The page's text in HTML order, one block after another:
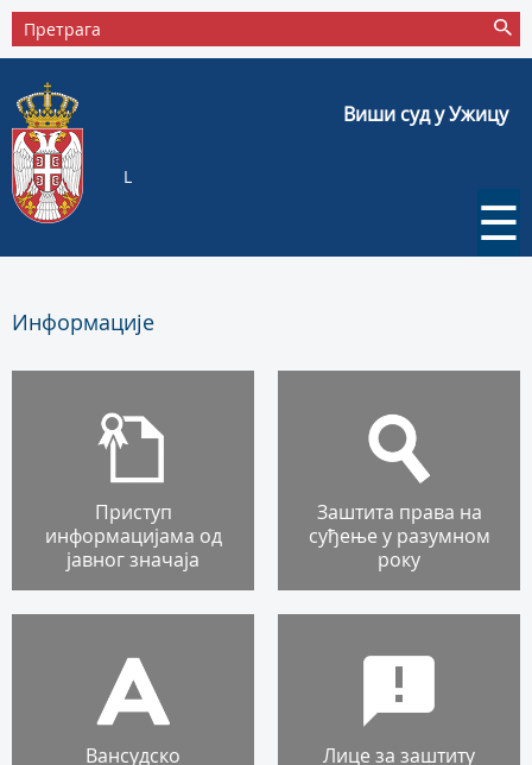
Виши суд у Ужицу
L
☰
Информације
Приступ
информацијама од
јавног значаја
Заштита права на
суђење у разумном
року
Вансудско
Лице за заштиту